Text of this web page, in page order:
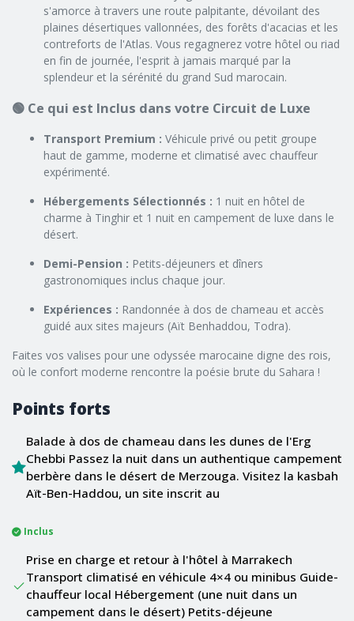
s'amorce à travers une route palpitante, dévoilant des
plaines désertiques vallonnées, des forêts d'acacias et les
contreforts de l'Atlas. Vous regagnerez votre hôtel ou riad
en fin de journée, l'esprit à jamais marqué par la
splendeur et la sérénité du grand Sud marocain.
🟢 Ce qui est Inclus dans votre Circuit de Luxe
Transport Premium : Véhicule privé ou petit groupe
haut de gamme, moderne et climatisé avec chauffeur
expérimenté.
Hébergements Sélectionnés : 1 nuit en hôtel de
charme à Tinghir et 1 nuit en campement de luxe dans le
désert.
Demi-Pension : Petits-déjeuners et dîners
gastronomiques inclus chaque jour.
Expériences : Randonnée à dos de chameau et accès
guidé aux sites majeurs (Aït Benhaddou, Todra).
Faites vos valises pour une odyssée marocaine digne des rois,
où le confort moderne rencontre la poésie brute du Sahara !
Points forts
Balade à dos de chameau dans les dunes de l'Erg
Chebbi Passez la nuit dans un authentique campement
berbère dans le désert de Merzouga. Visitez la kasbah
Aït-Ben-Haddou, un site inscrit au
Inclus
Prise en charge et retour à l'hôtel à Marrakech
Transport climatisé en véhicule 4×4 ou minibus Guide-
chauffeur local Hébergement (une nuit dans un
campement dans le désert) Petits-déjeune